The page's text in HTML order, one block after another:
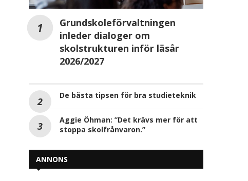
Grundskoleförvaltningen
inleder dialoger om
skolstrukturen inför läsår
2026/2027
De bästa tipsen för bra studieteknik
Aggie Öhman: ”Det krävs mer för att
stoppa skolfrånvaron.”
ANNONS